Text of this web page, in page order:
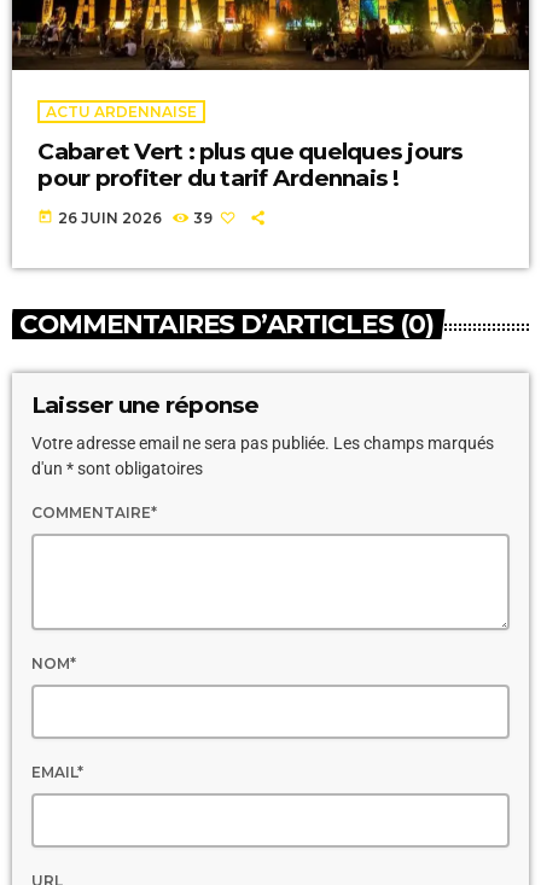
ACTU ARDENNAISE
Cabaret Vert : plus que quelques jours
pour profiter du tarif Ardennais !
today 26 JUIN 2026 39
COMMENTAIRES D’ARTICLES (0)
Laisser une réponse
Votre adresse email ne sera pas publiée. Les champs marqués
d'un * sont obligatoires
COMMENTAIRE*
NOM*
EMAIL*
URL